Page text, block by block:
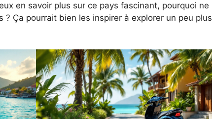
en savoir plus sur ce pays fascinant, pourquoi ne
Ça pourrait bien les inspirer à explorer un peu plus